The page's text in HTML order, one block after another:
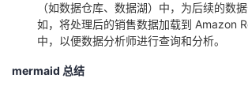
课
的
我
术
云
（如数据仓库、数据湖）中，为后续的数
如，将处理后的销售数据加载到 Amazon
中，以便数据分析师进行查询和分析。
mermaid 总结